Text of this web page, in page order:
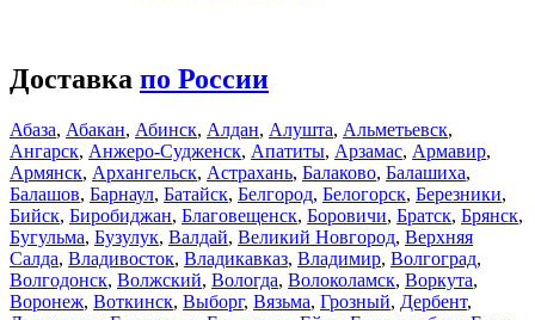
Доставка по России
Абаза, Абакан, Абинск, Алдан, Алушта, Альметьевск,
Ангарск, Анжеро-Судженск, Апатиты, Арзамас, Армавир,
Армянск, Архангельск, Астрахань, Балаково, Балашиха,
Балашов, Барнаул, Батайск, Белгород, Белогорск, Березники,
Бийск, Биробиджан, Благовещенск, Боровичи, Братск, Брянск,
Бугульма, Бузулук, Валдай, Великий Новгород, Верхняя
Салда, Владивосток, Владикавказ, Владимир, Волгоград,
Волгодонск, Волжский, Вологда, Волоколамск, Воркута,
Воронеж, Воткинск, Выборг, Вязьма, Грозный, Дербент,